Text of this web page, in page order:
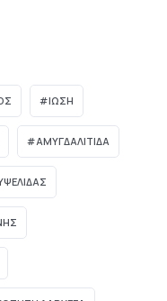
ΊΩΣΗ
ΑΜΥΓΔΑΛΙΤΙΔΑ